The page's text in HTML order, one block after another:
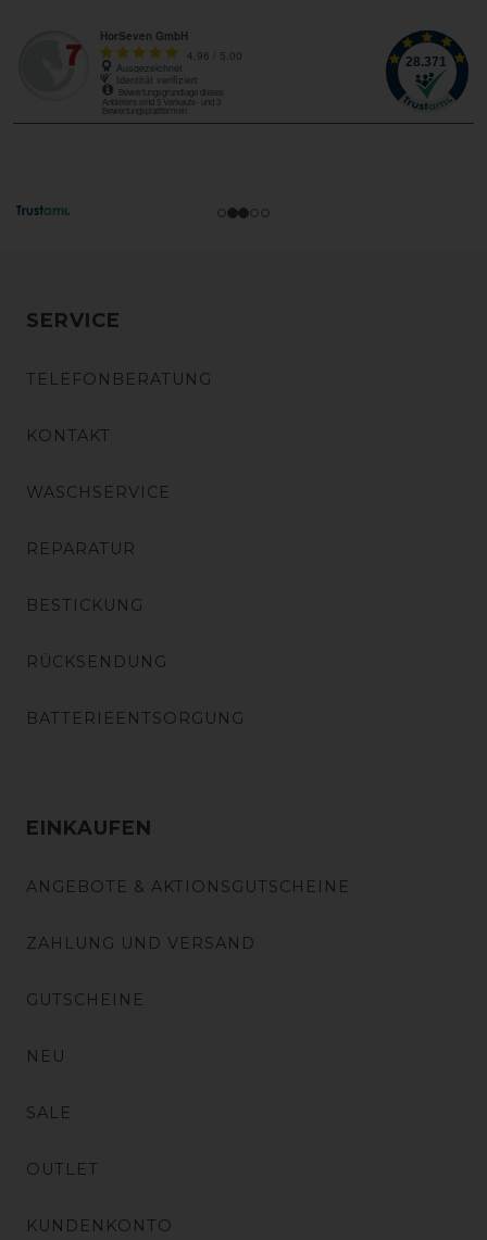
SERVICE
TELEFONBERATUNG
KONTAKT
WASCHSERVICE
REPARATUR
BESTICKUNG
RÜCKSENDUNG
BATTERIEENTSORGUNG
EINKAUFEN
ANGEBOTE & AKTIONSGUTSCHEINE
ZAHLUNG UND VERSAND
GUTSCHEINE
NEU
SALE
OUTLET
KUNDENKONTO